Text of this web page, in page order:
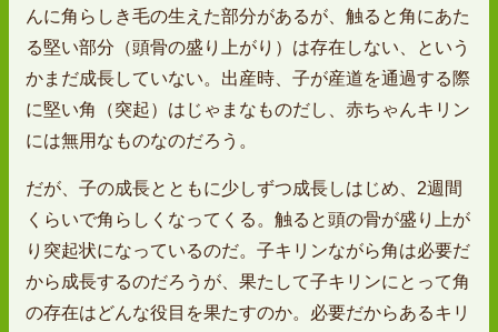
んに角らしき毛の生えた部分があるが、触ると角にあた
る堅い部分（頭骨の盛り上がり）は存在しない、という
かまだ成長していない。出産時、子が産道を通過する際
に堅い角（突起）はじゃまなものだし、赤ちゃんキリン
には無用なものなのだろう。
だが、子の成長とともに少しずつ成長しはじめ、2週間
くらいで角らしくなってくる。触ると頭の骨が盛り上が
り突起状になっているのだ。子キリンながら角は必要だ
から成長するのだろうが、果たして子キリンにとって角
の存在はどんな役目を果たすのか。必要だからあるキリ